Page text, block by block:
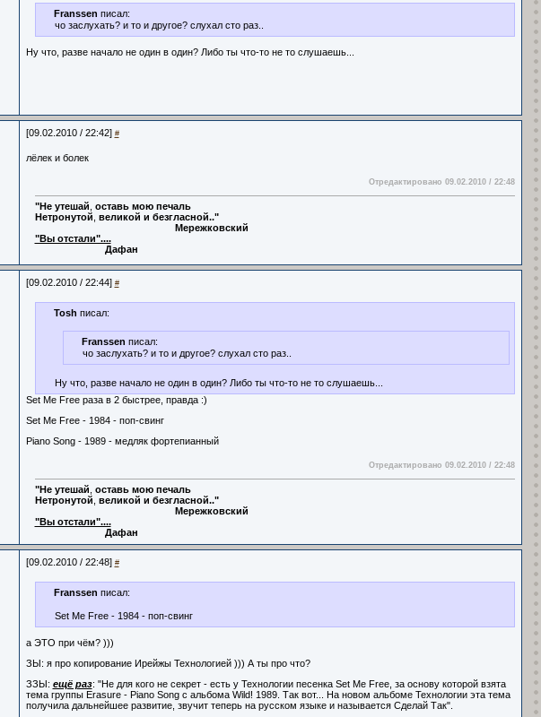
Franssen писал:
чо заслухать? и то и другое? слухал сто раз..
Ну что, разве начало не один в один? Либо ты что-то не то слушаешь...
[09.02.2010 / 22:42] #
лёлек и болeк
Отредактировано 09.02.2010 / 22:48
"Не утешай оставь мою печаль
Нетронутой великой и безгласной.."
Мережковский
"Вы отстали"....
Дафан
[09.02.2010 / 22:44] #
Tosh писал:
Franssen писал:
чо заслухать? и то и другое? слухал сто раз..
Ну что, разве начало не один в один? Либо ты что-то не то слушаешь...
Set Me Free раза в 2 быстрее, правда :)
Set Me Free - 1984 - поп-cвинг
Piano Song - 1989 - медляк фортепианный
Отредактировано 09.02.2010 / 22:48
"Не утешай оставь мою печаль
Нетронутой великой и безгласной.."
Мережковский
"Вы отстали"....
Дафан
[09.02.2010 / 22:48] #
Franssen писал:
Set Me Free - 1984 - поп-cвинг
а ЭТО при чём? )))
ЗЫ: я про копирование Ирейжы Технологией ))) А ты про что?
ЗЗЫ: ещё раз: "Не для кого не секрет - есть у Технологии песенка Set Me Free, за основу которой взята
тема группы Erasure - Piano Song с альбома Wild! 1989. Так вот... На новом альбоме Технологии эта тема
получила дальнейшее развитие, звучит теперь на русском языке и называется Сделай Так".